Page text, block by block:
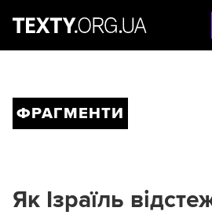
ФРАГМЕНТИ
Як Ізраїль